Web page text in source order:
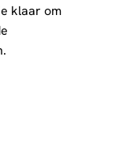
klaar om